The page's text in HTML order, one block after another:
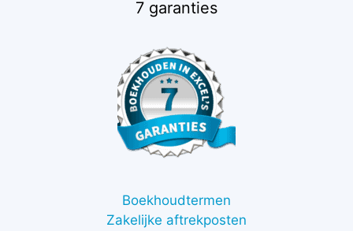
7 garanties
Boekhoudtermen
Zakelijke aftrekposten